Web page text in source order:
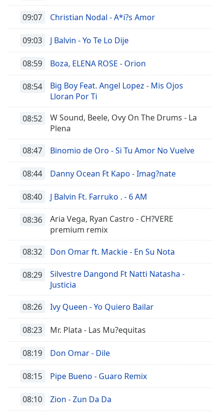
09:07 Christian Nodal - A*i?s Amor
09:03 J Balvin - Yo Te Lo Dije
08:59 Boza, ELENA ROSE - Orion
08:54
Big Boy Feat. Angel Lopez - Mis Ojos
Lloran Por Ti
08:52
W Sound, Beele, Ovy On The Drums - La
Plena
08:47 Binomio de Oro - Si Tu Amor No Vuelve
08:44 Danny Ocean Ft Kapo - Imag?nate
08:40 J Balvin Ft. Farruko . - 6 AM
08:36
Aria Vega, Ryan Castro - CH?VERE
premium remix
08:32 Don Omar ft. Mackie - En Su Nota
08:29
Silvestre Dangond Ft Natti Natasha -
Justicia
08:26 Ivy Queen - Yo Quiero Bailar
08:23 Mr. Plata - Las Mu?equitas
08:19 Don Omar - Dile
08:15 Pipe Bueno - Guaro Remix
08:10 Zion - Zun Da Da